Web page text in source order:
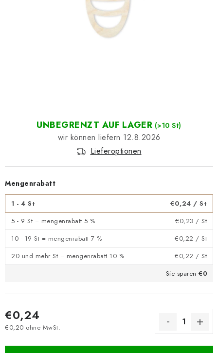
Impressum
UNBEGRENZT AUF LAGER (>10 St)
12.8.2026
Lieferoptionen
Mengenrabatt
1 - 4 St €0,24 / St
5 - 9 St = mengenrabatt 5 %
€0,23 / St
10 - 19 St = mengenrabatt 7 %
€0,22 / St
20 und mehr St = mengenrabatt 10 %
€0,22 / St
Sie sparen €0
€0,24
€0,20 ohne MwSt.